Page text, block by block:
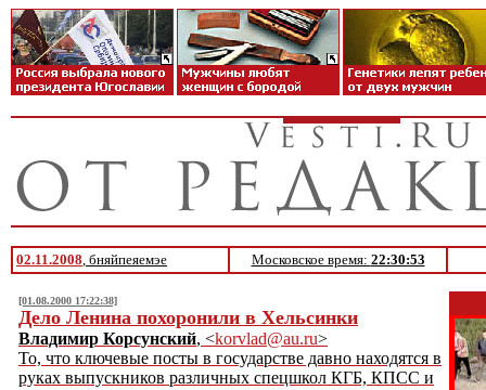
02.11.2008, бняйпеяемэе Московское время: 22:30:53
[01.08.2000 17:22:38]
Дело Ленина похоронили в Хельсинки
Владимир Корсунский, <korvlad@au.ru>
То, что ключевые посты в государстве давно находятся в
руках выпускников различных спецшкол КГБ, КПСС и